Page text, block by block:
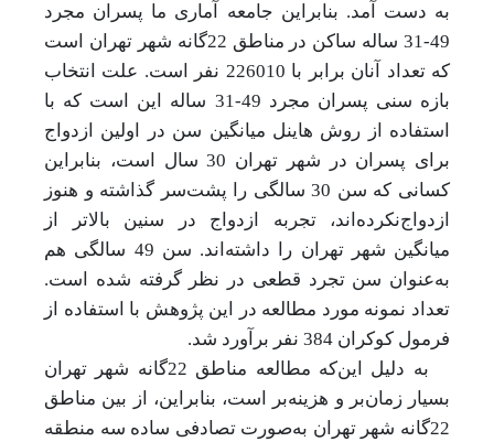
به دست آمد. بنابراین جامعه آماری ما پسران مجرد
49-31 ساله ساکن در مناطق 22گانه شهر تهران است
که تعداد آنان برابر با 226010 نفر است. علت انتخاب
بازه سنی پسران مجرد 49-31 ساله این است که با
استفاده از روش هاینل میانگین سن در اولین ازدواج
برای پسران در شهر تهران 30 سال است، بنابراین
کسانی که سن 30 سالگی را پشت‌سر گذاشته و هنوز
ازدواج‌نکرده‌اند، تجربه ازدواج در سنین بالاتر از
میانگین شهر تهران را داشته‌اند. سن 49 سالگی هم
به‌عنوان سن تجرد قطعی در نظر گرفته شده است.
تعداد نمونه مورد مطالعه در این پژوهش با استفاده از
فرمول کوکران 384 نفر برآورد شد.
به دلیل
این‌که
مطالعه مناطق 22‌گانه شهر تهران
بسیار زمان‌بر و هزینه‌بر است، بنابراین، از بین مناطق
22گانه شهر تهران به‌صورت تصادفی ساده سه منطقه